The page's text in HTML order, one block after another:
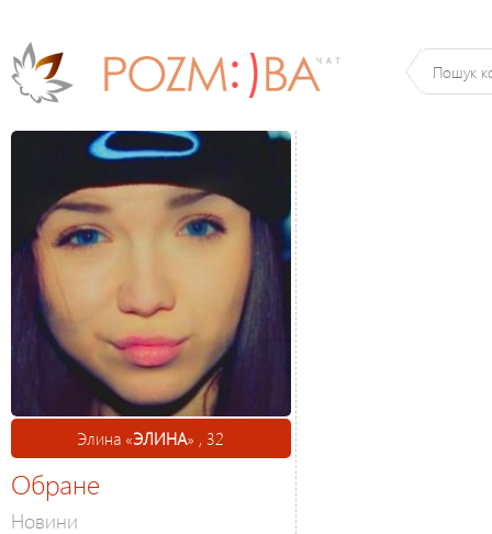
Элина «ЭЛИНА» , 32
Обране
Новини